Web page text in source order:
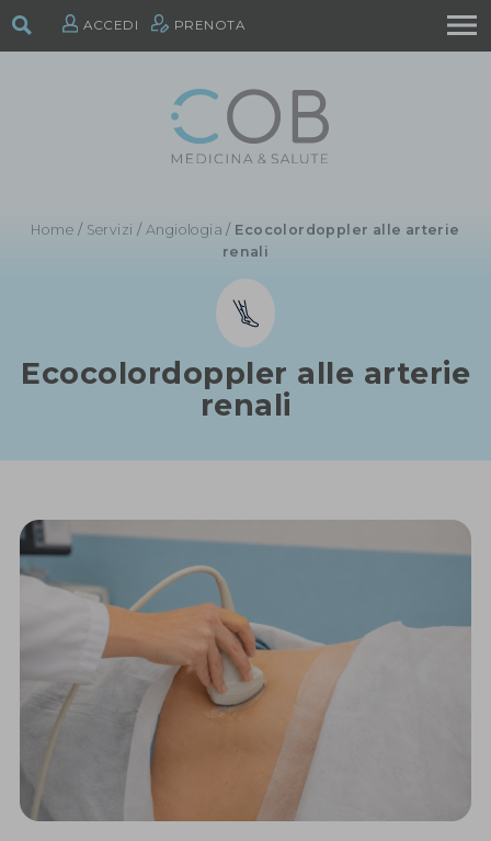
ACCEDI PRENOTA
Home / Servizi / Angiologia/ Ecocolordoppler alle arterie
renali
Ecocolordoppler alle arterie
renali